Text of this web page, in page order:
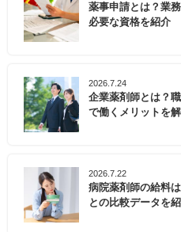
薬事申請とは？業
必要な資格を紹介
2026.7.24
企業薬剤師とは？
で働くメリットを
2026.7.22
病院薬剤師の給料
との比較データを